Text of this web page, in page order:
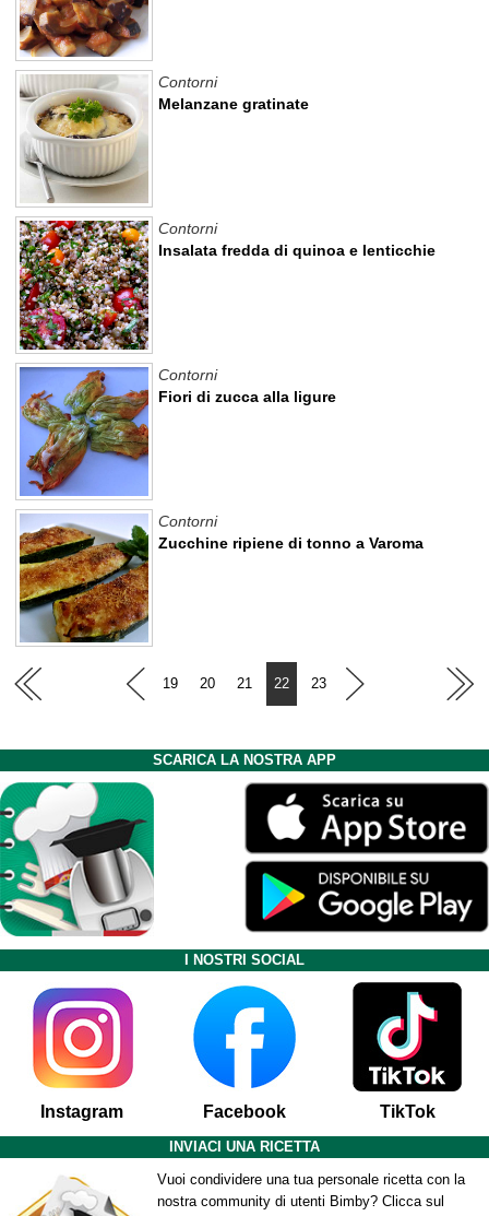
Melanzane gratinate
Contorni
Insalata fredda di quinoa e lenticchie
Contorni
Fiori di zucca alla ligure
Contorni
Zucchine ripiene di tonno a Varoma
Contorni
19 20 21 22 23
SCARICA LA NOSTRA APP
I NOSTRI SOCIAL
Instagram Facebook TikTok
INVIACI UNA RICETTA
Vuoi condividere una tua personale ricetta con la
nostra community di utenti Bimby? Clicca sul